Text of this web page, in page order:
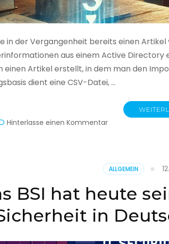
in der Vergangenheit bereits einen
aus einem Active
einen Artikel erstellt, in dem man den
dient eine CSV-Datei, …
Hinterlasse einen Kommentarzu
Benutzer
aus
erstellen
ALLGEMEIN
BSI hat heute
in